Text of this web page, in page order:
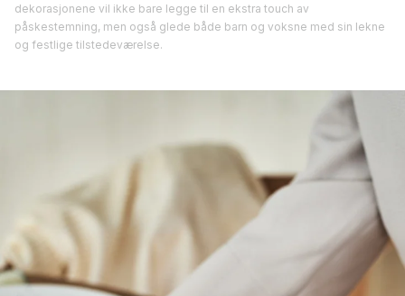
dekorasjonene vil ikke bare legge til en ekstra touch av
påskestemning, men også glede både barn og voksne med sin lekne
og festlige tilstedeværelse.